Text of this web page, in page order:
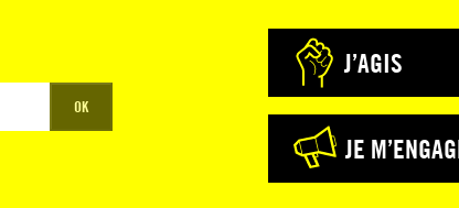
OK
J’AGIS
JE